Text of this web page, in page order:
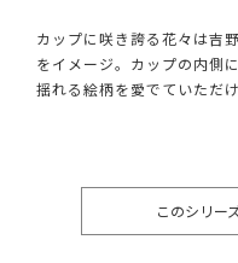
カップに咲き誇る花々は吉
をイメージ。カップの内側
揺れる絵柄を愛でていただ
このシリー